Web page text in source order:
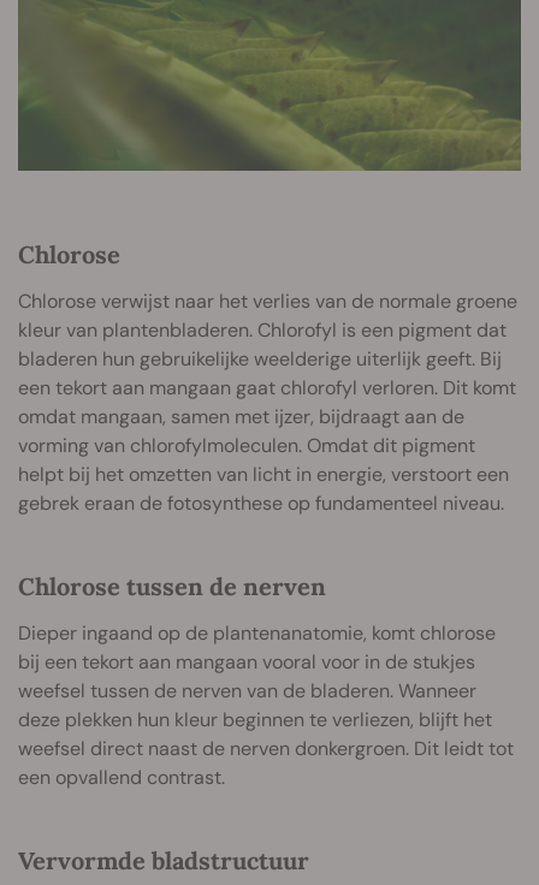
Chlorose
Chlorose verwijst naar het verlies van de normale groene
kleur van plantenbladeren. Chlorofyl is een pigment dat
bladeren hun gebruikelijke weelderige uiterlijk geeft. Bij
een tekort aan mangaan gaat chlorofyl verloren. Dit komt
omdat mangaan, samen met ijzer, bijdraagt aan de
vorming van chlorofylmoleculen. Omdat dit pigment
helpt bij het omzetten van licht in energie, verstoort een
gebrek eraan de fotosynthese op fundamenteel niveau.
Chlorose tussen de nerven
Dieper ingaand op de plantenanatomie, komt chlorose
bij een tekort aan mangaan vooral voor in de stukjes
weefsel tussen de nerven van de bladeren. Wanneer
deze plekken hun kleur beginnen te verliezen, blijft het
weefsel direct naast de nerven donkergroen. Dit leidt tot
een opvallend contrast.
Vervormde bladstructuur